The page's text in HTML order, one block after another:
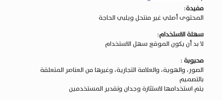
مفيدة:
المحتوى أصلي غير منتحل ويلبي الحاجة
سهلة الاستخدام:
لا بد أن يكون الموقع سهل الاستخدام
محبوبة:
الصور، والهوية، والعلامة التجارية، وغيرها من العناصر المتعلقة
بالتصميم
يتم استخدامها لاستثارة وجدان وتقدير المستخدمين